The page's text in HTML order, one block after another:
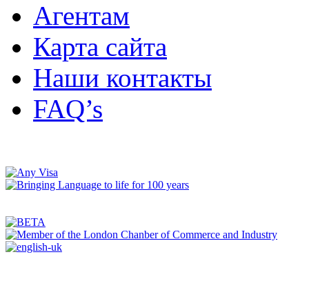
Агентам
Карта сайта
Наши контакты
FAQ’s